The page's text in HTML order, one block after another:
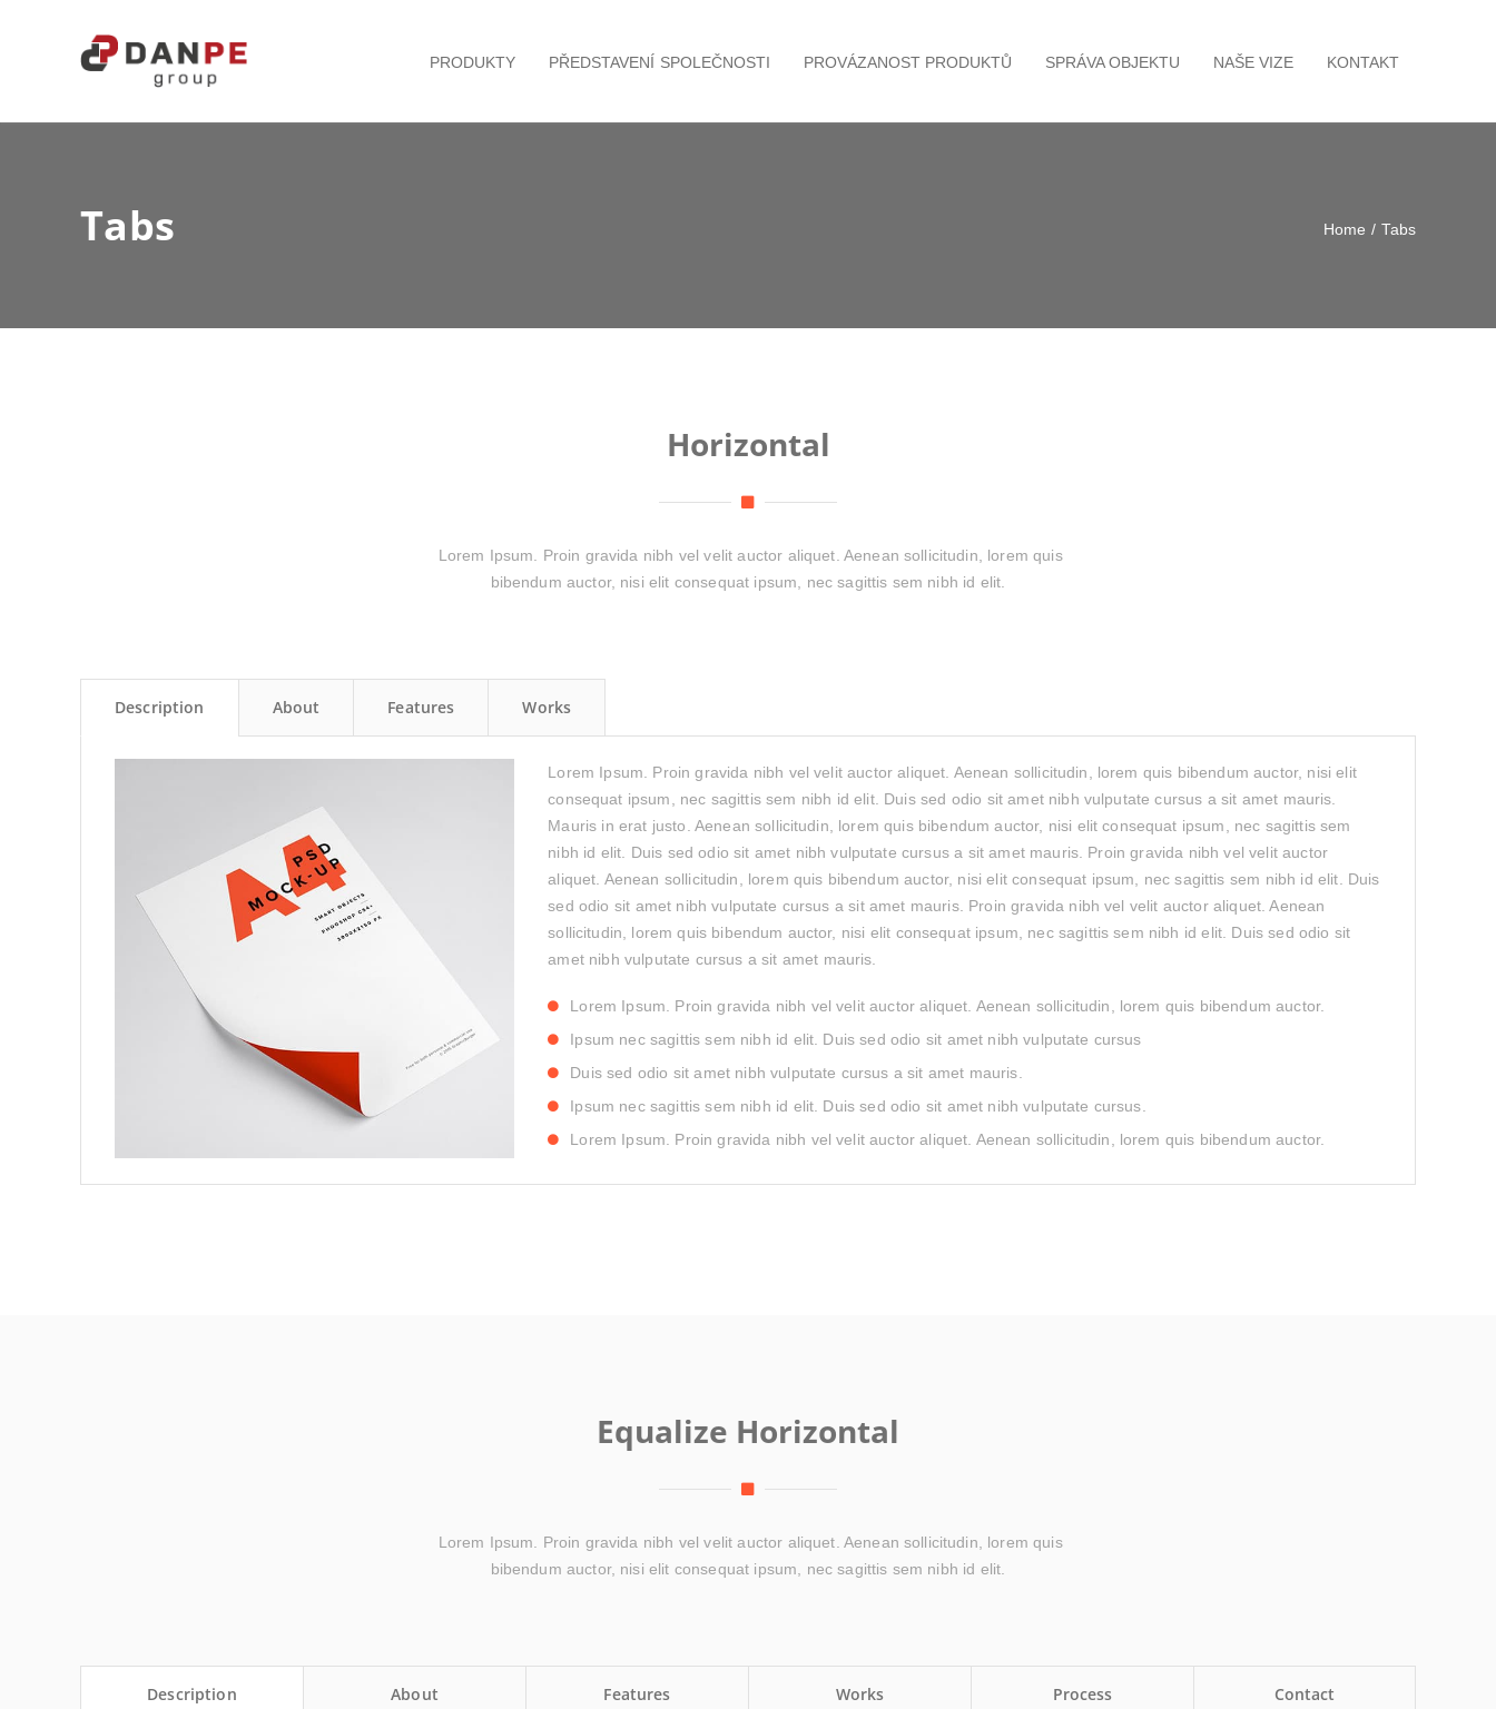
PRODUKTY PŘEDSTAVENÍ SPOLEČNOSTI PROVÁZANOST PRODUKTŮ SPRÁVA OBJEKTU NAŠE VIZE KONTAKT
Tabs Home / Tabs
Horizontal
Lorem Ipsum. Proin gravida nibh vel velit auctor aliquet. Aenean sollicitudin, lorem quis
bibendum auctor, nisi elit consequat ipsum, nec sagittis sem nibh id elit.
Description About Features Works
Lorem Ipsum. Proin gravida nibh vel velit auctor aliquet. Aenean sollicitudin, lorem quis bibendum auctor, nisi elit
consequat ipsum, nec sagittis sem nibh id elit. Duis sed odio sit amet nibh vulputate cursus a sit amet mauris.
Mauris in erat justo. Aenean sollicitudin, lorem quis bibendum auctor, nisi elit consequat ipsum, nec sagittis sem
nibh id elit. Duis sed odio sit amet nibh vulputate cursus a sit amet mauris. Proin gravida nibh vel velit auctor
aliquet. Aenean sollicitudin, lorem quis bibendum auctor, nisi elit consequat ipsum, nec sagittis sem nibh id elit. Duis
sed odio sit amet nibh vulputate cursus a sit amet mauris. Proin gravida nibh vel velit auctor aliquet. Aenean
sollicitudin, lorem quis bibendum auctor, nisi elit consequat ipsum, nec sagittis sem nibh id elit. Duis sed odio sit
amet nibh vulputate cursus a sit amet mauris.
Lorem Ipsum. Proin gravida nibh vel velit auctor aliquet. Aenean sollicitudin, lorem quis bibendum auctor.
Ipsum nec sagittis sem nibh id elit. Duis sed odio sit amet nibh vulputate cursus
Duis sed odio sit amet nibh vulputate cursus a sit amet mauris.
Ipsum nec sagittis sem nibh id elit. Duis sed odio sit amet nibh vulputate cursus.
Lorem Ipsum. Proin gravida nibh vel velit auctor aliquet. Aenean sollicitudin, lorem quis bibendum auctor.
Equalize Horizontal
Lorem Ipsum. Proin gravida nibh vel velit auctor aliquet. Aenean sollicitudin, lorem quis
bibendum auctor, nisi elit consequat ipsum, nec sagittis sem nibh id elit.
Description About Features Works Process Contact